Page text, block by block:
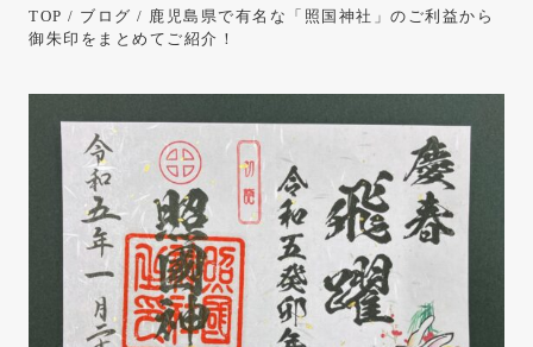
か
た
TOP / ブログ / 鹿児島県で有名な「照国神社」のご利益から
御朱印をまとめてご紹介！